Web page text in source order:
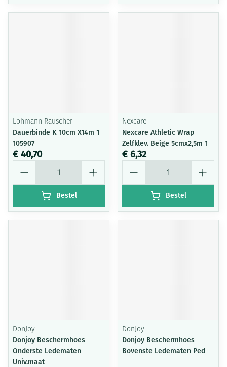
Lohmann Rauscher
Dauerbinde K 10cm X14m 1
105907
€ 40,70
Bestel
Nexcare
Nexcare Athletic Wrap
Zelfklev. Beige 5cmx2,5m 1
€ 6,32
Bestel
DonJoy
Donjoy Beschermhoes
Onderste Ledematen
Univ.maat
DonJoy
Donjoy Beschermhoes
Bovenste Ledematen Ped